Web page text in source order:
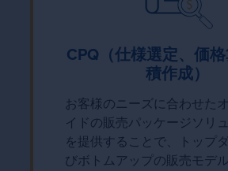
CPQ（仕様選定、価
積作成）
お客様のニーズに合わせた
イドの販売パッケージソリ
を提供することで、トップ
びボトムアップの販売モデ